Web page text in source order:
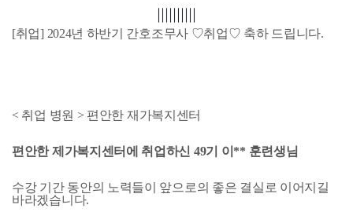
[취업] 2024년 하반기 간호조무사 ♡취업♡ 축하 드립니다.
< 취업 병원 > 편안한 재가복지센터
편안한 제가복지센터에 취업하신 49기 이** 훈련생님
수강 기간 동안의 노력들이 앞으로의 좋은 결실로 이어지길
바라겠습니다.